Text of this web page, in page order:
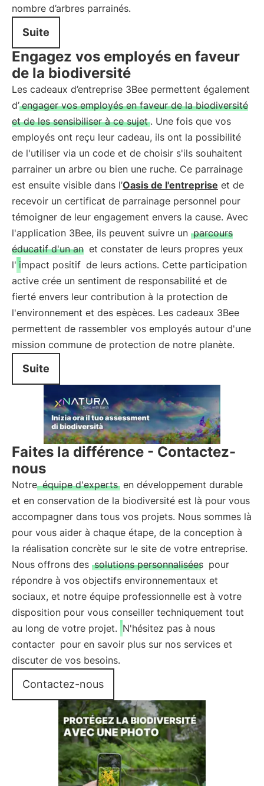
nombre d’arbres parrainés.
Suite
Engagez vos employés en faveur
de la biodiversité
Les cadeaux d’entreprise 3Bee permettent également
d’ engager vos employés en faveur de la biodiversité
et de les sensibiliser à ce sujet . Une fois que vos
employés ont reçu leur cadeau, ils ont la possibilité
de l'utiliser via un code et de choisir s'ils souhaitent
parrainer un arbre ou bien une ruche. Ce parrainage
est ensuite visible dans l’Oasis de l'entreprise et de
recevoir un certificat de parrainage personnel pour
témoigner de leur engagement envers la cause. Avec
l'application 3Bee, ils peuvent suivre un parcours
éducatif d'un an et constater de leurs propres yeux
l' impact positif de leurs actions. Cette participation
active crée un sentiment de responsabilité et de
fierté envers leur contribution à la protection de
l'environnement et des espèces. Les cadeaux 3Bee
permettent de rassembler vos employés autour d'une
mission commune de protection de notre planète.
Suite
Faites la différence - Contactez-
nous
Notre équipe d'experts en développement durable
et en conservation de la biodiversité est là pour vous
accompagner dans tous vos projets. Nous sommes là
pour vous aider à chaque étape, de la conception à
la réalisation concrète sur le site de votre entreprise.
Nous offrons des solutions personnalisées pour
répondre à vos objectifs environnementaux et
sociaux, et notre équipe professionnelle est à votre
disposition pour vous conseiller techniquement tout
au long de votre projet. N'hésitez pas à nous
contacter pour en savoir plus sur nos services et
discuter de vos besoins.
Contactez-nous